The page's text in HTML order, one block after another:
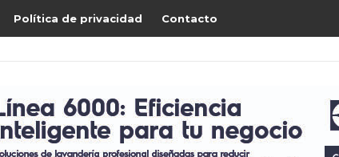
Política de privacidad Contacto